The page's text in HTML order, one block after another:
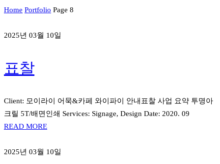
Home Portfolio Page 8
2025년 03월 10일
표찰
Client: 모이라이 어묵&카페 와이파이 안내표찰 사업 요약 투명아
크릴 5T/배면인쇄 Services: Signage, Design Date: 2020. 09
READ MORE
2025년 03월 10일